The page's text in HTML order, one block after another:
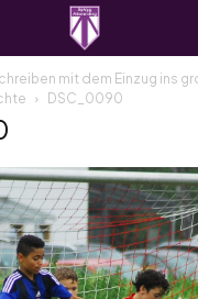
mit dem Einzug ins
DSC_0090